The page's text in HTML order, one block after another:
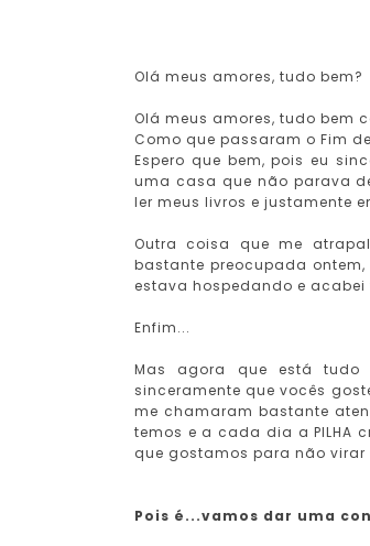
Olá meus amores, tudo bem?
Olá meus amores, tudo bem
Como que passaram o Fim
Espero que bem, pois eu
uma casa que não parava
ler meus livros e justamente
Outra coisa que me
bastante preocupada
estava hospedando e
Enfim...
Mas agora que está tudo
sinceramente que vocês
me chamaram bastante
temos e a cada dia a PILHA
que gostamos para não virar
Pois é...vamos dar uma